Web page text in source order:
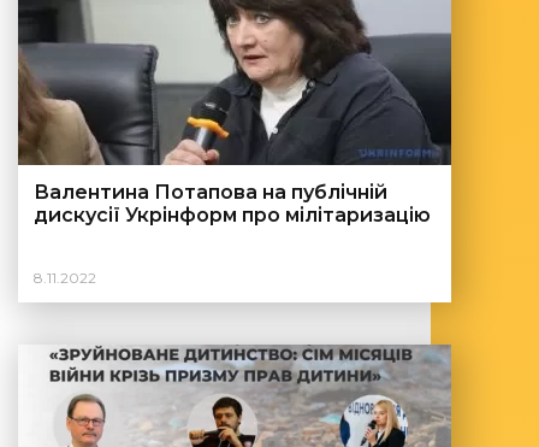
Валентина Потапова на публічній
дискусії Укрінформ про мілітаризацію
8.11.2022